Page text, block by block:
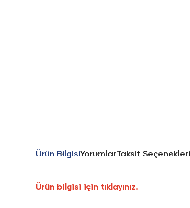
Ürün BilgisiYorumlarTaksit Seçenekleri
Ürün bilgisi için tıklayınız.